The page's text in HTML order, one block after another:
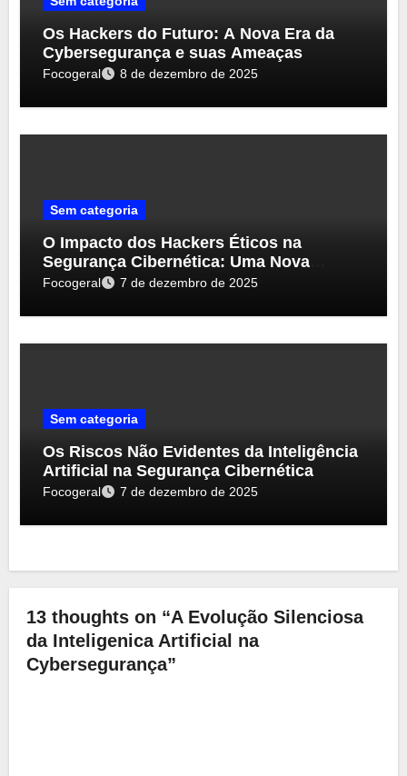
Os Hackers do Futuro: A Nova Era da
Cybersegurança e suas Ameaças
Focogeral 8 de dezembro de 2025
Sem categoria
O Impacto dos Hackers Éticos na
Segurança Cibernética: Uma Nova
Perspectiva
Focogeral 7 de dezembro de 2025
Sem categoria
Os Riscos Não Evidentes da Inteligência
Artificial na Segurança Cibernética
Focogeral 7 de dezembro de 2025
13 thoughts on “A Evolução Silenciosa
da Inteligenica Artificial na
Cybersegurança”